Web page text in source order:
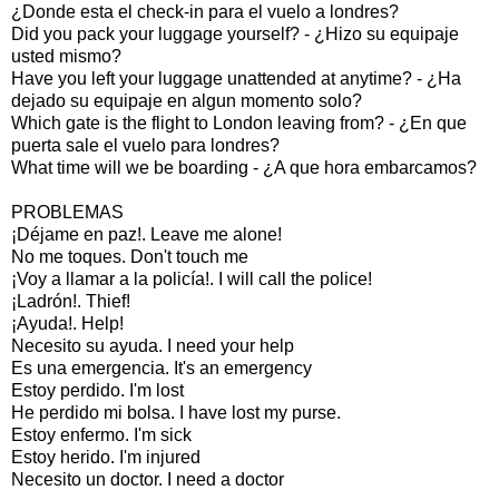
¿Donde esta el check-in para el vuelo a londres?
Did you pack your luggage yourself? - ¿Hizo su equipaje
usted mismo?
Have you left your luggage unattended at anytime? - ¿Ha
dejado su equipaje en algun momento solo?
Which gate is the flight to London leaving from? - ¿En que
puerta sale el vuelo para londres?
What time will we be boarding - ¿A que hora embarcamos?
PROBLEMAS
¡Déjame en paz!. Leave me alone!
No me toques. Don't touch me
¡Voy a llamar a la policía!. I will call the police!
¡Ladrón!. Thief!
¡Ayuda!. Help!
Necesito su ayuda. I need your help
Es una emergencia. It's an emergency
Estoy perdido. I'm lost
He perdido mi bolsa. I have lost my purse.
Estoy enfermo. I'm sick
Estoy herido. I'm injured
Necesito un doctor. I need a doctor